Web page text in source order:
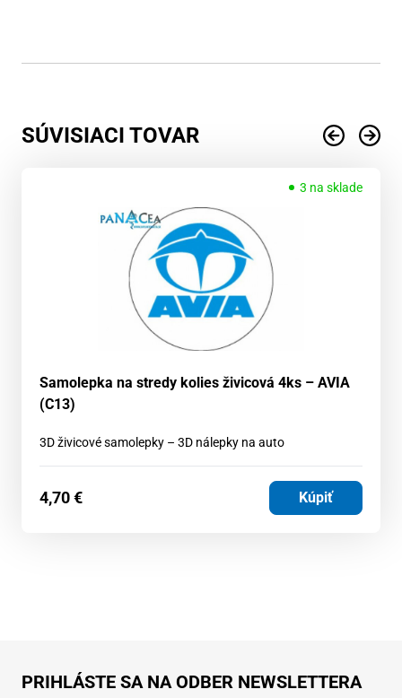
SÚVISIACI TOVAR
3 na sklade
Samolepka na stredy kolies živicová 4ks – AVIA
(C13)
3D živicové samolepky – 3D nálepky na auto
4,70€ Kúpiť
PRIHLÁSTE SA NA ODBER NEWSLETTERA